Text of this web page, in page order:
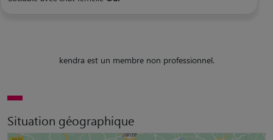
kendra est un membre non professionnel.
Situation géographique